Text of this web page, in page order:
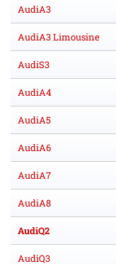
AudiA3
AudiA3 Limousine
AudiS3
AudiA4
AudiA5
AudiA6
AudiA7
AudiA8
AudiQ2
AudiQ3